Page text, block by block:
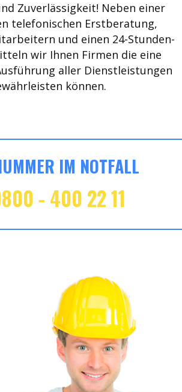
Zuverlässigkeit! Neben einer
telefonischen Erstberatung,
und einen 24-Stunden-
wir Ihnen Firmen die eine
aller Dienstleistungen
können.
IM NOTFALL
- 400 22 11